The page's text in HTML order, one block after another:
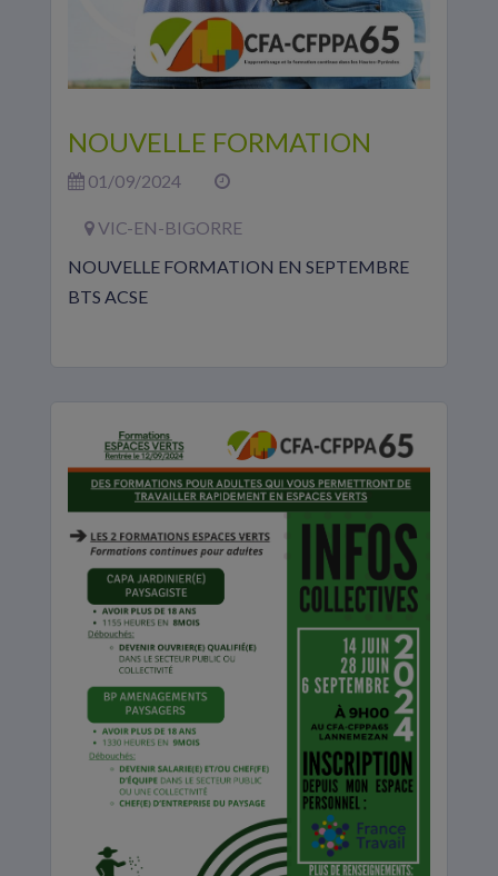
NOUVELLE FORMATION
01/09/2024
VIC-EN-BIGORRE
NOUVELLE FORMATION EN SEPTEMBRE
BTS ACSE